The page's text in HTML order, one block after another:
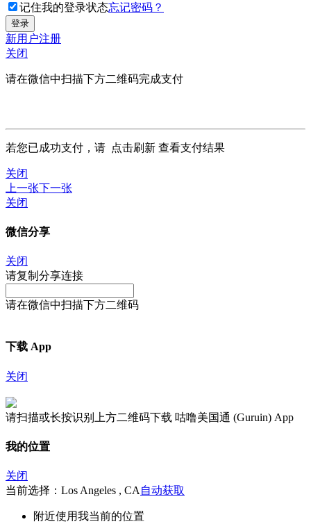
记住我的登录状态忘记密码？
新用户注册
关闭
请在微信中扫描下方二维码完成支付
若您已成功支付，请 点击刷新 查看支付结果
关闭
上一张下一张
关闭
微信分享
关闭
请复制分享连接
请在微信中扫描下方二维码
下载 App
关闭
请扫描或长按识别上方二维码下载 咕噜美国通 (Guruin) App
我的位置
关闭
当前选择：Los Angeles , CA 自动获取
附近使用我当前的位置